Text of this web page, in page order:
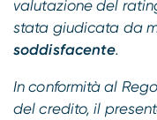
valutazione del
stata giudicata da
soddisfacente.
In conformità al
del credito, il